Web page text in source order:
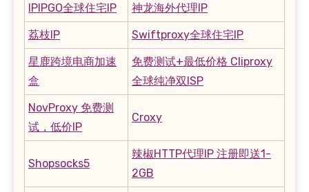
IPIPGO全球住宅IP 神龙海外代理IP
荔枝IP Swiftproxy全球住宅IP
星鹿跨境电商加速
盒
免费测试+最低价格 Cliproxy
全球纯净双ISP
NovProxy 免费测
试，低价IP
Croxy
Shopsocks5
辣椒HTTP代理IP 注册即送1-
2GB